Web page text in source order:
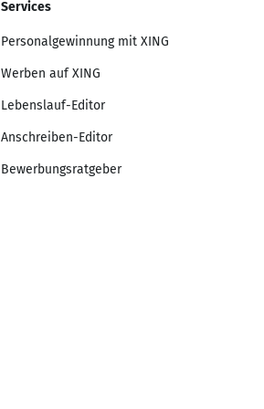
Services
Personalgewinnung mit XING
Werben auf XING
Lebenslauf-Editor
Anschreiben-Editor
Bewerbungsratgeber